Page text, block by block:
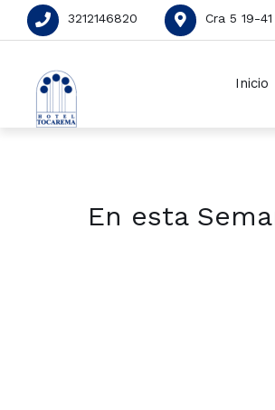
3212146820 Cra 5 19-
Inicio
En esta